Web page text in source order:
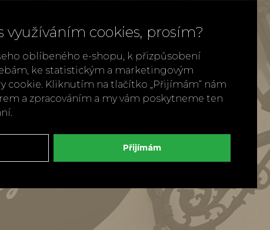
využíváním cookies, prosím?
oblíbeného e-shopu, k přizpůsobení
ke statistickým a marketingovým
cookie. Kliknutím na tlačítko „Přijímám“ nám
a zpracováním a my vám poskytneme ten
Přijímám